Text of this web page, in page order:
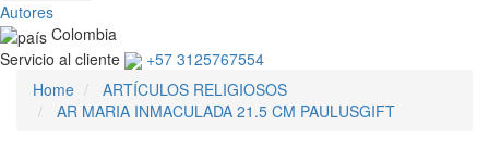
Autores
Colombia
Servicio al cliente
+57 3125767554
Home
ARTÍCULOS RELIGIOSOS
AR MARIA INMACULADA 21.5 CM PAULUSGIFT